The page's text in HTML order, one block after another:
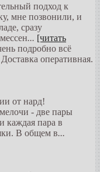
подход к
мне позвонили, и
сразу
... [читать
подробно всё
оперативная.
от нард!
- две пары
каждая пара в
В общем в...